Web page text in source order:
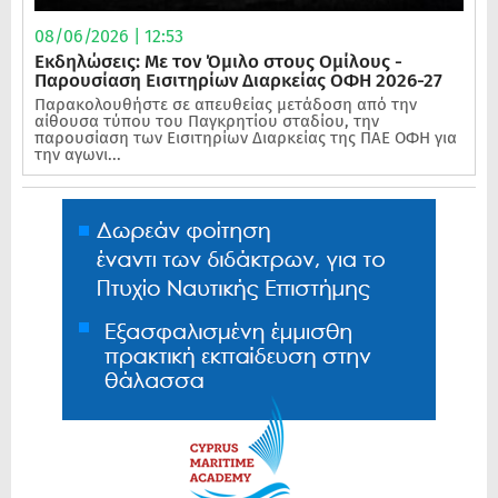
08/06/2026 | 12:53
Εκδηλώσεις: Με τον Όμιλο στους Ομίλους -
Παρουσίαση Εισιτηρίων Διαρκείας ΟΦΗ 2026-27
Παρακολουθήστε σε απευθείας μετάδοση από την
αίθουσα τύπου του Παγκρητίου σταδίου, την
παρουσίαση των Εισιτηρίων Διαρκείας της ΠΑΕ ΟΦΗ για
την αγωνι...